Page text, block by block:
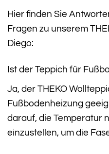
Hier finden Sie
Fragen zu unserem
Diego:
Ist der Teppich für
Ja, der THEKO
Fußbodenheizung
darauf, die Temperatur
einzustellen, um die